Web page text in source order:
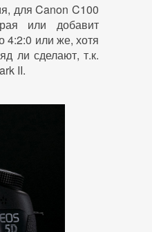
для Canon C100
или добавит
4:2:0 или же, хотя
ли сделают, т.к.
II.